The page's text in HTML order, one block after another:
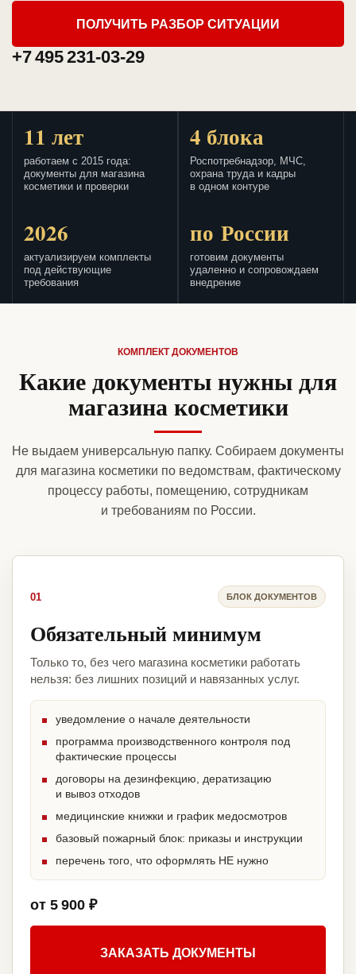
ПОЛУЧИТЬ РАЗБОР СИТУАЦИИ
+7 495 231-03-29
11 лет
работаем с 2015 года:
документы для магазина
косметики и проверки
4 блока
Роспотребнадзор, МЧС,
охрана труда и кадры
в одном контуре
2026
актуализируем комплекты
под действующие
требования
по России
готовим документы
удаленно и сопровождаем
внедрение
КОМПЛЕКТ ДОКУМЕНТОВ
Какие документы нужны для
магазина косметики
Не выдаем универсальную папку. Собираем документы
для магазина косметики по ведомствам, фактическому
процессу работы, помещению, сотрудникам
и требованиям по России.
01 БЛОК ДОКУМЕНТОВ
Обязательный минимум
Только то, без чего магазина косметики работать
нельзя: без лишних позиций и навязанных услуг.
уведомление о начале деятельности
программа производственного контроля под
фактические процессы
договоры на дезинфекцию, дератизацию
и вывоз отходов
медицинские книжки и график медосмотров
базовый пожарный блок: приказы и инструкции
перечень того, что оформлять НЕ нужно
от 5 900 ₽
ЗАКАЗАТЬ ДОКУМЕНТЫ